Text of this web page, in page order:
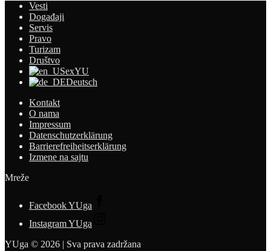
Vesti
Događaji
Servis
Pravo
Turizam
Društvo
exYU
Deutsch
Kontakt
O nama
Impressum
Datenschutzerklärung
Barrierefreiheitserklärung
Izmene na sajtu
Mreže
Facebook YUga
Instagram YUga
YUga © 2026 | Sva prava zadržana